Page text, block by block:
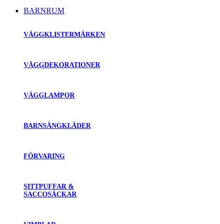
BARNRUM
VÄGGKLISTERMÄRKEN
VÄGGDEKORATIONER
VÄGGLAMPOR
BARNSÄNGKLÄDER
FÖRVARING
SITTPUFFAR &
SACCOSÄCKAR